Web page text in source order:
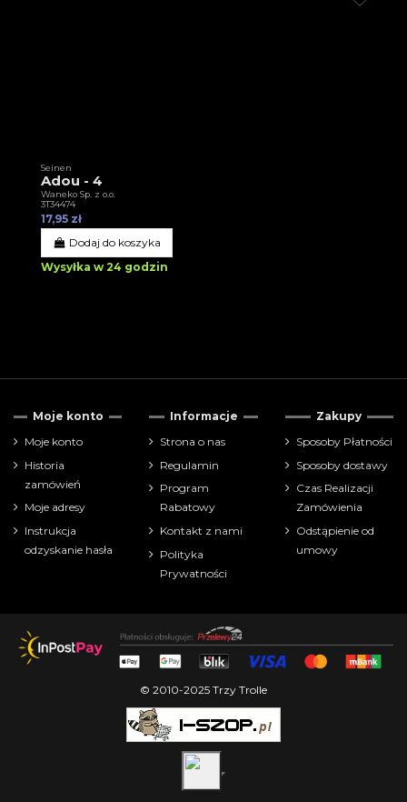
Seinen
Adou - 4
Waneko Sp. z o.o.
3T34474
17,95 zł
Dodaj do koszyka
Wysyłka w 24 godzin
Moje konto
Moje konto
Historia
zamówień
Moje adresy
Instrukcja
odzyskanie hasła
Informacje
Strona o nas
Regulamin
Program
Rabatowy
Kontakt z nami
Polityka
Prywatności
Zakupy
Sposoby Płatności
Sposoby dostawy
Czas Realizacji
Zamówienia
Odstąpienie od
umowy
© 2010-2025 Trzy Trolle